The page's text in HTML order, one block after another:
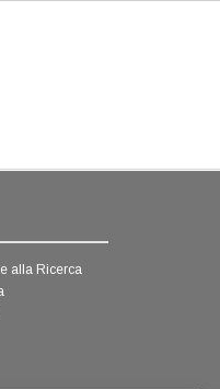
alla Ricerca